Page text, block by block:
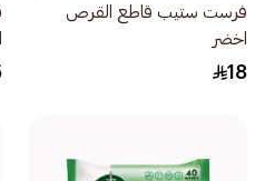
فرست ستيب قاطع القرص
اخضر
18